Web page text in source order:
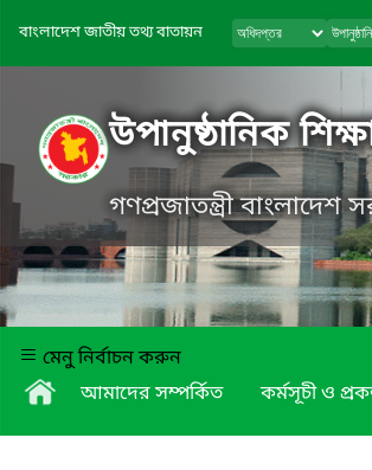
বাংলাদেশ জাতীয় তথ্য বাতায়ন
উপানুষ্ঠানিক
গণপ্রজাতন্ত্রী বাংলাদেশ
মেনু নির্বাচন করুন
আমাদের সম্পর্কিত
কর্মসূচী ও